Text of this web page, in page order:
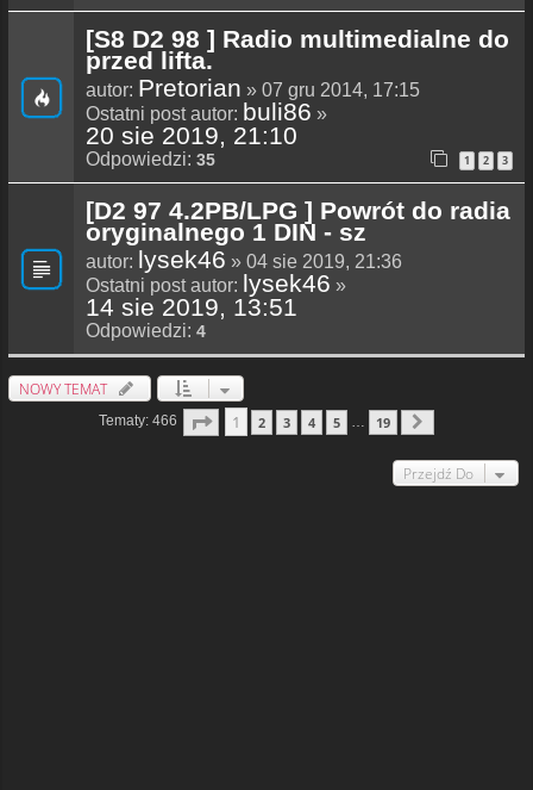
[S8 D2 98 ] Radio multimedialne do
przed lifta.
autor: Pretorian » 07 gru 2014, 17:15
Ostatni post autor: buli86 »
20 sie 2019, 21:10
Odpowiedzi: 35 1 2 3
[D2 97 4.2PB/LPG ] Powrót do radia
oryginalnego 1 DIN - sz
autor: lysek46 » 04 sie 2019, 21:36
Ostatni post autor: lysek46 »
14 sie 2019, 13:51
Odpowiedzi: 4
NOWY TEMAT
Tematy: 466 Strona1 19
1 2 3 4 5 … 19
Przejdź Do